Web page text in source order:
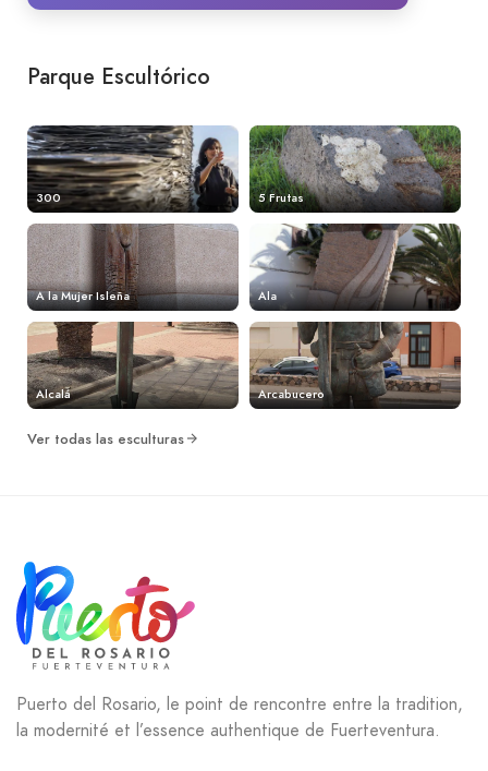
Parque Escultórico
300 5 Frutas
A la Mujer Isleña Ala
Alcalá Arcabucero
Ver todas las esculturas
Puerto del Rosario, le point de rencontre entre la tradition,
la modernité et l’essence authentique de Fuerteventura.